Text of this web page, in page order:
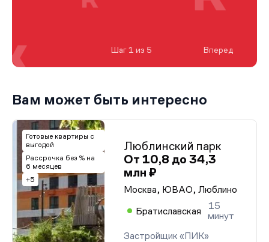
Шаг 1 из 5 Вперед
Вам может быть интересно
Готовые квартиры с
выгодой
Рассрочка без % на
6 месяцев
+5
Люблинский парк
От 10,8 до 34,3
млн ₽
Москва, ЮВАО, Люблино
Братиславская
15
минут
Застройщик «ПИК»